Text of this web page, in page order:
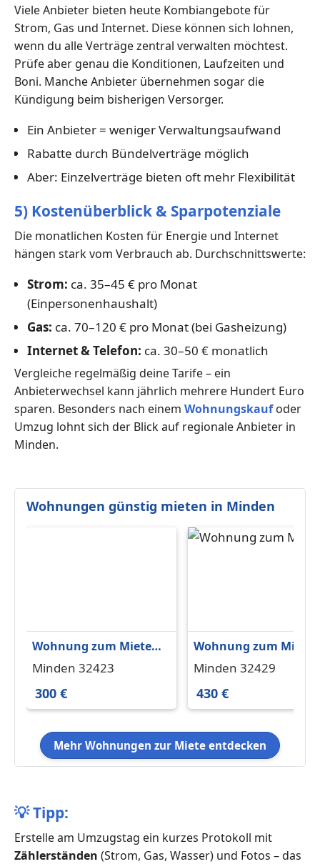
Viele Anbieter bieten heute Kombiangebote für
Strom, Gas und Internet. Diese können sich lohnen,
wenn du alle Verträge zentral verwalten möchtest.
Prüfe aber genau die Konditionen, Laufzeiten und
Boni. Manche Anbieter übernehmen sogar die
Kündigung beim bisherigen Versorger.
Ein Anbieter = weniger Verwaltungsaufwand
Rabatte durch Bündelverträge möglich
Aber: Einzelverträge bieten oft mehr Flexibilität
5) Kostenüberblick & Sparpotenziale
Die monatlichen Kosten für Energie und Internet
hängen stark vom Verbrauch ab. Durchschnittswerte:
Strom: ca. 35–45 € pro Monat
(Einpersonenhaushalt)
Gas: ca. 70–120 € pro Monat (bei Gasheizung)
Internet & Telefon: ca. 30–50 € monatlich
Vergleiche regelmäßig deine Tarife – ein
Anbieterwechsel kann jährlich mehrere Hundert Euro
sparen. Besonders nach einem Wohnungskaufoder
Umzug lohnt sich der Blick auf regionale Anbieter in
Minden.
Wohnungen günstig mieten in Minden
Wohnung zum Mieten
in Minden 300 € 28 m²
Minden 32423
300 €
Wohnung zum Mieten
in Minden 430 € 74 m²
Minden 32429
430 €
Mehr Wohnungen zur Miete entdecken
💡Tipp:
Erstelle am Umzugstag ein kurzes Protokoll mit
Zählerständen (Strom, Gas, Wasser) und Fotos – das